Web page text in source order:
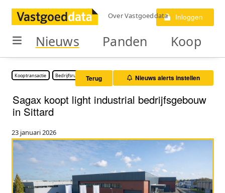
Over Vastgoeddata Inloggen
Nieuws Panden Koop
Kooptransactie Bedrijfsruimte Terug Nieuws alerts instellen
Sagax koopt light industrial bedrijfsgebouw
in Sittard
23 januari 2026